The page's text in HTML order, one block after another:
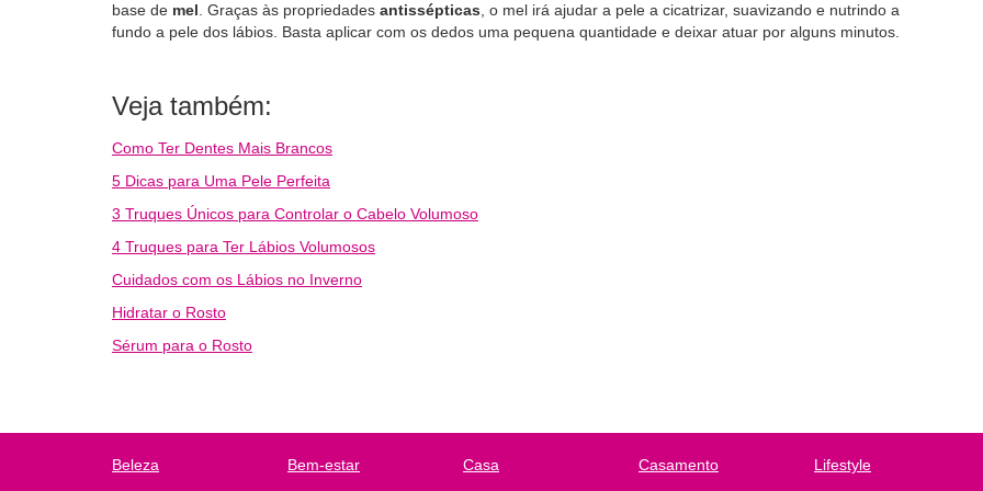
base de mel . Graças às propriedades antissépticas , o mel irá ajudar a pele a cicatrizar, suavizando e nutrindo a
fundo a pele dos lábios. Basta aplicar com os dedos uma pequena quantidade e deixar atuar por alguns minutos.
Veja também:
Como Ter Dentes Mais Brancos
5 Dicas para Uma Pele Perfeita
3 Truques Únicos para Controlar o Cabelo Volumoso
4 Truques para Ter Lábios Volumosos
Cuidados com os Lábios no Inverno
Hidratar o Rosto
Sérum para o Rosto
Beleza Bem-estar Casa Casamento Lifestyle